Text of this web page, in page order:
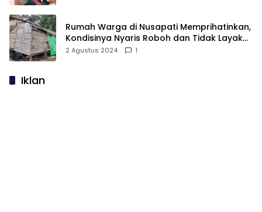
Rumah Warga di Nusapati Memprihatinkan,
Kondisinya Nyaris Roboh dan Tidak Layak
Huni
2 Agustus 2024 1
Iklan